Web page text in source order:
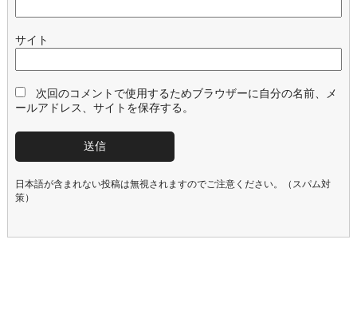
サイト
次回のコメントで使用するためブラウザーに自分の名前、メ
ールアドレス、サイトを保存する。
日本語が含まれない投稿は無視されますのでご注意ください。（スパム対
策）